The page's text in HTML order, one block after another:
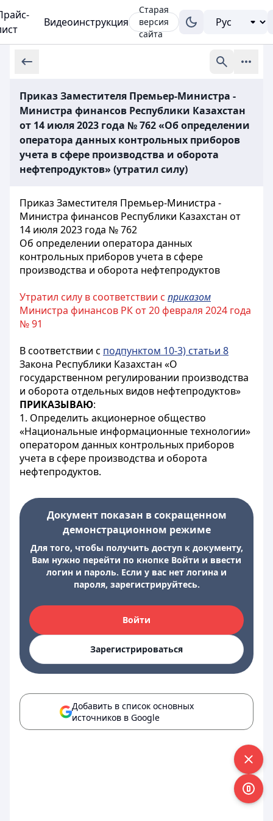
Видеоинструкция
Старая
версия
сайта
Приказ Заместителя Премьер-Министра -
Министра финансов Республики Казахстан
от 14 июля 2023 года № 762 «Об определении
оператора данных контрольных приборов
учета в сфере производства и оборота
нефтепродуктов» (утратил силу)
Приказ Заместителя Премьер-Министра -
Министра финансов Республики Казахстан от
14 июля 2023 года № 762
Об определении оператора данных
контрольных приборов учета в сфере
производства и оборота нефтепродуктов
Утратил силу в соответствии с приказом
Министра финансов РК от 20 февраля 2024 года
№ 91
В соответствии с подпунктом 10-3) статьи 8
Закона Республики Казахстан «О
государственном регулировании производства
и оборота отдельных видов нефтепродуктов»
ПРИКАЗЫВАЮ:
1. Определить акционерное общество
«Национальные информационные технологии»
оператором данных контрольных приборов
учета в сфере производства и оборота
нефтепродуктов.
Документ показан в сокращенном
демонстрационном режиме
Для того, чтобы получить доступ к документу,
Вам нужно перейти по кнопке Войти и ввести
логин и пароль. Если у вас нет логина и
пароля, зарегистрируйтесь.
Войти
Зарегистрироваться
Добавить в список основных
источников в Google